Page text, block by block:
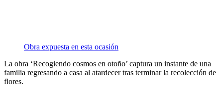
Obra expuesta en esta ocasión
La obra ‘Recogiendo cosmos en otoño’ captura un instante de una
familia regresando a casa al atardecer tras terminar la recolección de
flores.